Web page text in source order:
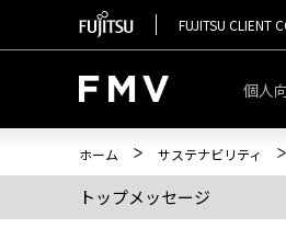
FUJITSU CLIENT
個人
ホーム サステナビリティ
トップメッセージ